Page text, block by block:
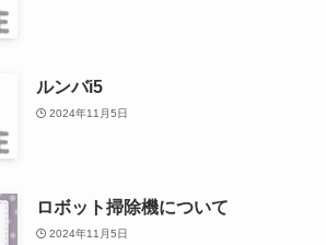
ルンバi5
2024年11月5日
ロボット掃除機について
2024年11月5日